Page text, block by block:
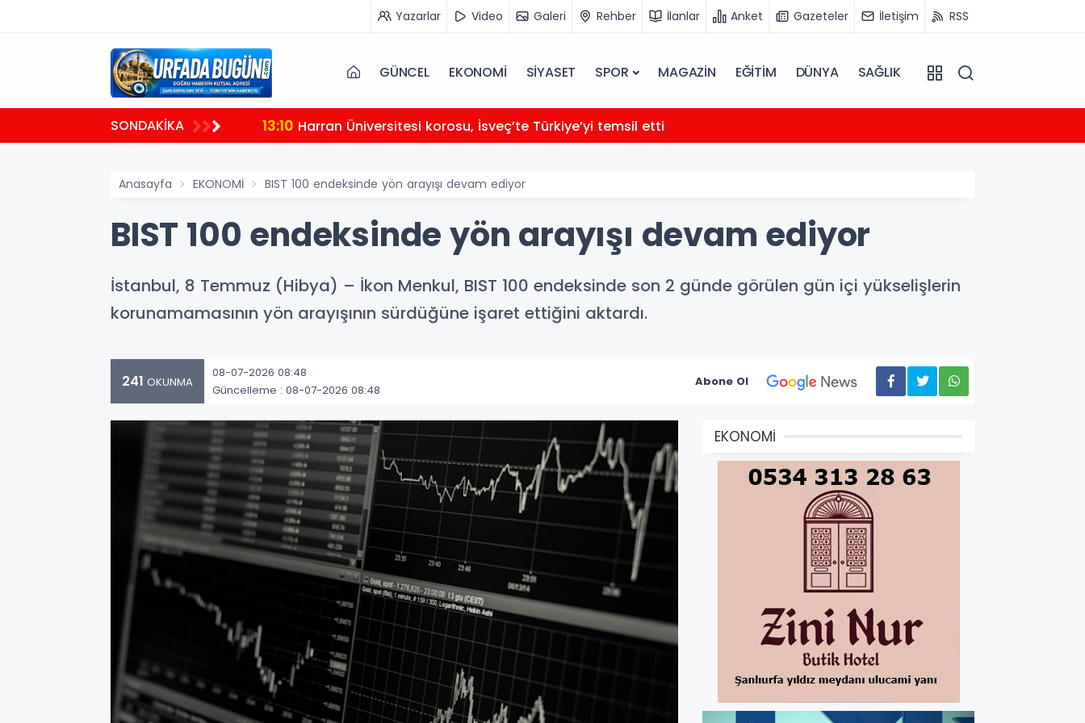
Yazarlar Video Galeri Rehber İlanlar Anket Gazeteler İletişim RSS
GÜNCEL EKONOMİ SİYASET SPOR MAGAZİN EĞİTİM DÜNYA SAĞLIK
SONDAKİKA 13:10 Harran Üniversitesi korosu, İsveç’te Türkiye’yi temsil etti
Anasayfa EKONOMİ BIST 100 endeksinde yön arayışı devam ediyor
BIST 100 endeksinde yön arayışı devam ediyor
İstanbul, 8 Temmuz (Hibya) – İkon Menkul, BIST 100 endeksinde son 2 günde görülen gün içi yükselişlerin
korunamamasının yön arayışının sürdüğüne işaret ettiğini aktardı.
241 OKUNMA
08-07-2026 08:48
Güncelleme : 08-07-2026 08:48
Abone Ol
EKONOMİ